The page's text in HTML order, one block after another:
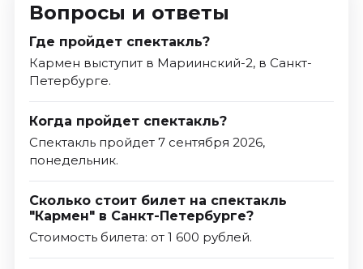
Вопросы и ответы
Где пройдет спектакль?
Кармен выступит в Мариинский-2, в Санкт-
Петербурге.
Когда пройдет спектакль?
Спектакль пройдет 7 сентября 2026,
понедельник.
Сколько стоит билет на спектакль
"Кармен" в Санкт-Петербурге?
Стоимость билета: от 1 600 рублей.